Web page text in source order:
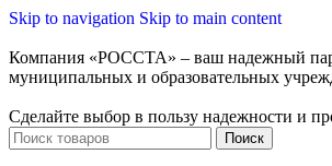
Skip to navigation Skip to main content
Компания «РОССТА» – ваш надежный
муниципальных и образовательных
Сделайте выбор в пользу надежности и
Поиск